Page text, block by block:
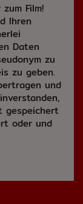
Film!
Ihren
Daten
zu
zu geben.
und
gespeichert
oder und